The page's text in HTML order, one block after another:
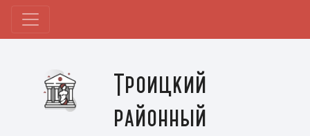
Троицкий
районный